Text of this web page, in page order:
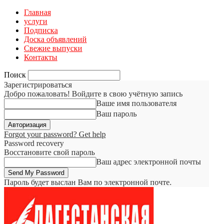
Главная
услуги
Подписка
Доска объявлений
Свежие выпуски
Контакты
Поиск
Зарегистрироваться
Добро пожаловать! Войдите в свою учётную запись
Ваше имя пользователя
Ваш пароль
Forgot your password? Get help
Password recovery
Восстановите свой пароль
Ваш адрес электронной почты
Пароль будет выслан Вам по электронной почте.